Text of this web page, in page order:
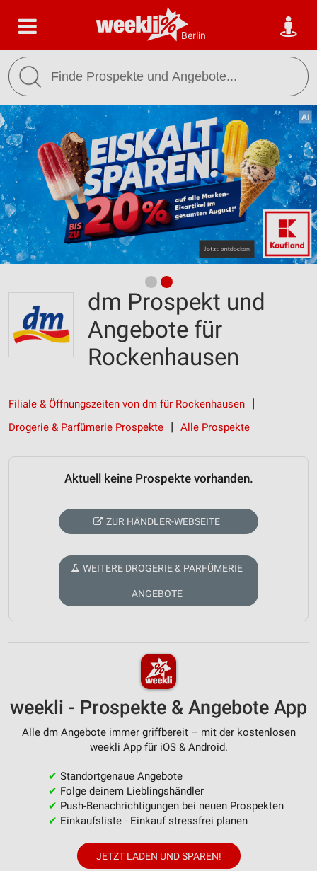
Berlin
dm Prospekt und
Angebote für
Rockenhausen
Filiale & Öffnungszeiten von dm für Rockenhausen
Drogerie & Parfümerie Prospekte
Alle Prospekte
Aktuell keine Prospekte vorhanden.
ZUR HÄNDLER-WEBSEITE
WEITERE DROGERIE & PARFÜMERIE
ANGEBOTE
weekli - Prospekte & Angebote App
Alle dm Angebote immer griffbereit – mit der kostenlosen
weekli App für iOS & Android.
✔ Standortgenaue Angebote
✔ Folge deinem Lieblingshändler
✔ Push-Benachrichtigungen bei neuen Prospekten
✔ Einkaufsliste - Einkauf stressfrei planen
JETZT LADEN UND SPAREN!